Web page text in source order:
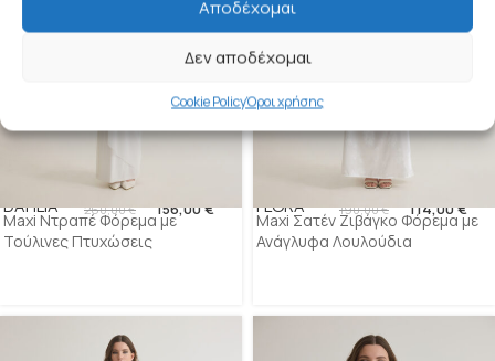
Αποδέχομαι
Δεν αποδέχομαι
Cookie PolicyΌροι χρήσης
DAHLIA 260,00€ 156,00€
Maxi Ντραπέ Φόρεμα με
Τούλινες Πτυχώσεις
FLORA 190,00€ 114,00€
Maxi Σατέν Ζιβάγκο Φόρεμα με
Ανάγλυφα Λουλούδια